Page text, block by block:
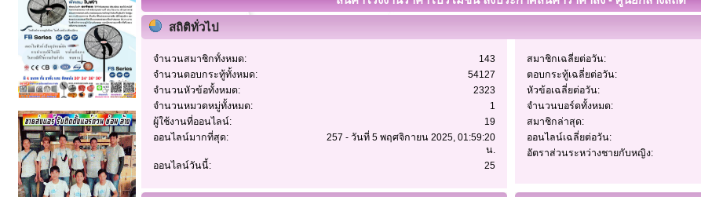
สถิติทั่วไป
จำนวนสมาชิกทั้งหมด:
143
จำนวนตอบกระทู้ทั้งหมด:
54127
จำนวนหัวข้อทั้งหมด:
2323
จำนวนหมวดหมู่ทั้งหมด:
1
ผู้ใช้งานที่ออนไลน์:
19
ออนไลน์มากที่สุด:
257 - วันที่ 5 พฤศจิกายน 2025, 01:59:20
น.
ออนไลน์วันนี้:
25
สมาชิกเฉลี่ยต่อวัน:
ตอบกระทู้เฉลี่ยต่อวัน:
หัวข้อเฉลี่ยต่อวัน:
จำนวนบอร์ดทั้งหมด:
สมาชิกล่าสุด:
ออนไลน์เฉลี่ยต่อวัน:
อัตราส่วนระหว่างชายกับหญิง: